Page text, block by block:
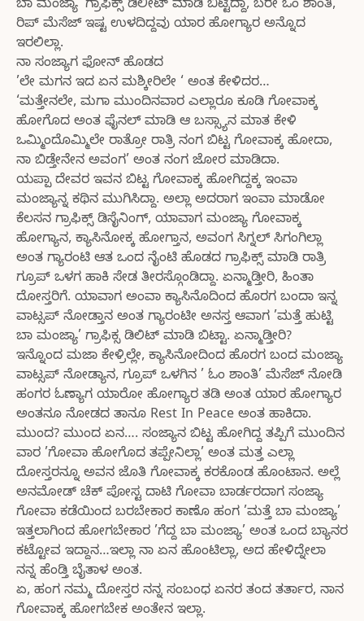
ಬಾ ಮಂಜ್ಯಾ’ ಗ್ರಾಫಿಕ್ಸ್ ಡಿಲೀಟ್ ಮಾಡಿ ಬಿಟ್ಟಿದ್ದಾ, ಬರೇ ಓಂ ಶಾಂತಿ,
ರಿಪ್ ಮೆಸೆಜ್ ಇಷ್ಟ ಉಳದಿದ್ದವು ಯಾರ ಹೋಗ್ಯಾರ ಅನ್ನೊದ
ಇರಲಿಲ್ಲಾ.
ನಾ ಸಂಜ್ಯಾಗ ಫೋನ್ ಹೊಡದ
’ಲೇ ಮಗನ ಇದ ಏನ ಮಶ್ಕೀರಿಲೇ ‘ ಅಂತ ಕೇಳಿದರ…
‘ಮತ್ತೇನಲೇ, ಮಗಾ ಮುಂದಿನವಾರ ಎಲ್ಲಾರೂ ಕೂಡಿ ಗೋವಾಕ್ಕ
ಹೋಗೊದ ಅಂತ ಫೈನಲ್ ಮಾಡಿ ಆ ಬಸ್ಸ್ಯಾನ ಮಾತ ಕೇಳಿ
ಒಮ್ಮಿಂದೊಮ್ಮಿಲೇ ರಾತ್ರೋ ರಾತ್ರಿ ನಂಗ ಬಿಟ್ಟ ಗೋವಾಕ್ಕ ಹೋದಾ,
ನಾ ಬಿಡ್ತೇನೇನ ಅವಂಗ’ ಅಂತ ನಂಗ ಜೋರ ಮಾಡಿದಾ.
ಯಪ್ಪಾ ದೇವರ ಇವನ ಬಿಟ್ಟ ಗೋವಾಕ್ಕ ಹೋಗಿದ್ದಕ್ಕ ಇಂವಾ
ಮಂಜ್ಯಾನ್ನ ಕಥಿನ ಮುಗಿಸಿದ್ದಾ. ಅಲ್ಲಾ ಅದರಾಗ ಇಂವಾ ಮಾಡೋ
ಕೆಲಸನ ಗ್ರಾಫಿಕ್ಸ್ ಡಿಸೈನಿಂಗ್, ಯಾವಾಗ ಮಂಜ್ಯಾ ಗೋವಾಕ್ಕ
ಹೋಗ್ಯಾನ, ಕ್ಯಾಸಿನೋಕ್ಕ ಹೋಗ್ತಾನ, ಅವಂಗ ಸಿಗ್ನಲ್ ಸಿಗಂಗಿಲ್ಲಾ
ಅಂತ ಗ್ಯಾರಂಟಿ ಆತ ಒಂದ ನೈಂಟಿ ಹೊಡದ ಗ್ರಾಫಿಕ್ಸ್ ಮಾಡಿ ರಾತ್ರಿ
ಗ್ರೂಪ್ ಒಳಗ ಹಾಕಿ ಸೇಡ ತೀರಸ್ಗೊಂಡಿದ್ದಾ. ಏನ್ಮಾಡ್ತೀರಿ, ಹಿಂತಾ
ದೋಸ್ತರಿಗೆ. ಯಾವಾಗ ಅಂವಾ ಕ್ಯಾಸಿನೊದಿಂದ ಹೊರಗ ಬಂದಾ ಇನ್ನ
ವಾಟ್ಸಪ್ ನೋಡ್ತಾನ ಅಂತ ಗ್ಯಾರಂಟೀ ಅನಸ್ತ ಆವಾಗ ’ಮತ್ತೆ ಹುಟ್ಟಿ
ಬಾ ಮಂಜ್ಯಾ’ ಗ್ರಾಫಿಕ್ಸ ಡಿಲಿಟ್ ಮಾಡಿ ಬಿಟ್ಟಾ. ಏನ್ಮಾಡ್ತೀರಿ?
ಇನ್ನೊಂದ ಮಜಾ ಕೇಳ್ರಿಲ್ಲೇ, ಕ್ಯಾಸಿನೋದಿಂದ ಹೊರಗ ಬಂದ ಮಂಜ್ಯಾ
ವಾಟ್ಸಪ್ ನೋಡ್ಯಾನ, ಗ್ರೂಪ್ ಒಳಗಿನ ’ ಓಂ ಶಾಂತಿ’ ಮೆಸೆಜ್ ನೋಡಿ
ಹಂಗರ ಓಣ್ಯಾಗ ಯಾರೋ ಹೋಗ್ಯಾರ ತಡಿ ಅಂತ ಯಾರ ಹೋಗ್ಯಾರ
ಅಂತನೂ ನೋಡದ ತಾನೂ Rest In Peace ಅಂತ ಹಾಕಿದಾ.
ಮುಂದ? ಮುಂದ ಏನ…. ಸಂಜ್ಯಾನ ಬಿಟ್ಟ ಹೋಗಿದ್ದ ತಪ್ಪಿಗೆ ಮುಂದಿನ
ವಾರ ’ಗೋವಾ ಹೋಗೊದ ತಪ್ಪೇನಿಲ್ಲಾ’ ಅಂತ ಮತ್ತ ಎಲ್ಲಾ
ದೋಸ್ತರನ್ನೂ ಅವನ ಜೊತಿ ಗೋವಾಕ್ಕ ಕರಕೊಂಡ ಹೊಂಟಾನ. ಅಲ್ಲೆ
ಅನಮೋಡ್ ಚೆಕ್ ಪೋಸ್ಟ ದಾಟಿ ಗೋವಾ ಬಾರ್ಡರದಾಗ ಸಂಜ್ಯಾ
ಗೋವಾ ಕಡೆಯಿಂದ ಬರಬೇಕಾರ ಕಾಣೊ ಹಂಗ ’ಮತ್ತೆ ಬಾ ಮಂಜ್ಯಾ’
ಇತ್ತಲಾಗಿಂದ ಹೋಗಬೇಕಾರ ’ಗೆದ್ದ ಬಾ ಮಂಜ್ಯಾ’ ಅಂತ ಒಂದ ಬ್ಯಾನರ
ಕಟ್ಟೋವ ಇದ್ದಾನ…ಇಲ್ಲಾ ನಾ ಏನ ಹೊಂಟಿಲ್ಲಾ, ಅದ ಹೇಳಿದ್ನೇಲಾ
ನನ್ನ ಹೆಂಡ್ತಿ ಬೈತಾಳ ಅಂತ.
ಏ, ಹಂಗ ನಮ್ಮ ದೋಸ್ತರ ನನ್ನ ಸಂಬಂಧ ಏನರ ತಂದ ತರ್ತಾರ, ನಾನ
ಗೋವಾಕ್ಕ ಹೋಗಬೇಕ ಅಂತೇನ ಇಲ್ಲಾ.